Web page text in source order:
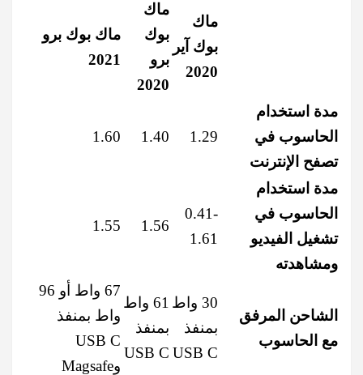
ماك
بوك آير
2020
ماك
بوك
برو
2020
ماك بوك برو
2021
مدة استخدام
الحاسوب في
تصفح الإنترنت
1.29
1.40
1.60
مدة استخدام
الحاسوب في
تشغيل الفيديو
ومشاهدته
0.41-
1.61
1.56
1.55
الشاحن المرفق
مع الحاسوب
30 واط
بمنفذ
USB C
61 واط
بمنفذ
USB C
67 واط أو 96
واط بمنفذ
USB C
وMagsafe